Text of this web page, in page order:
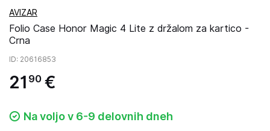
AVIZAR
Folio Case Honor Magic 4 Lite z držalom za kartico -
Crna
ID: 20616853
21 90 €
Na voljo v 6-9 delovnih dneh